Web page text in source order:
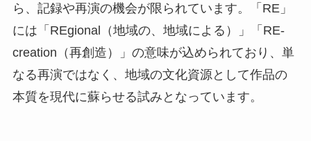
ら、記録や再演の機会が限られています。「RE」
には「REgional（地域の、地域による）」「RE-
creation（再創造）」の意味が込められており、単
なる再演ではなく、地域の文化資源として作品の
本質を現代に蘇らせる試みとなっています。